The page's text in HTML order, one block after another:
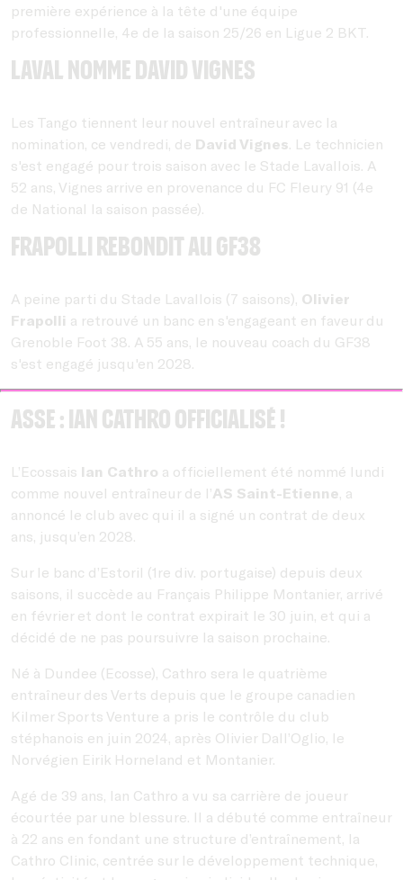
première expérience à la tête d'une équipe
professionnelle, 4e de la saison 25/26 en Ligue 2 BKT.
Laval nomme David Vignes
Les Tango tiennent leur nouvel entraîneur avec la
nomination, ce vendredi, de David Vignes. Le technicien
s'est engagé pour trois saison avec le Stade Lavallois. A
52 ans, Vignes arrive en provenance du FC Fleury 91 (4e
de National la saison passée).
Frapolli rebondit au GF38
A peine parti du Stade Lavallois (7 saisons), Olivier
Frapolli a retrouvé un banc en s'engageant en faveur du
Grenoble Foot 38. A 55 ans, le nouveau coach du GF38
s'est engagé jusqu'en 2028.
ASSE : Ian Cathro officialisé !
L’Ecossais Ian Cathro a officiellement été nommé lundi
comme nouvel entraîneur de l’AS Saint-Etienne, a
annoncé le club avec qui il a signé un contrat de deux
ans, jusqu’en 2028.
Sur le banc d’Estoril (1re div. portugaise) depuis deux
saisons, il succède au Français Philippe Montanier, arrivé
en février et dont le contrat expirait le 30 juin, et qui a
décidé de ne pas poursuivre la saison prochaine.
Né à Dundee (Ecosse), Cathro sera le quatrième
entraîneur des Verts depuis que le groupe canadien
Kilmer Sports Venture a pris le contrôle du club
stéphanois en juin 2024, après Olivier Dall’Oglio, le
Norvégien Eirik Horneland et Montanier.
Agé de 39 ans, Ian Cathro a vu sa carrière de joueur
écourtée par une blessure. Il a débuté comme entraîneur
à 22 ans en fondant une structure d’entraînement, la
Cathro Clinic, centrée sur le développement technique,